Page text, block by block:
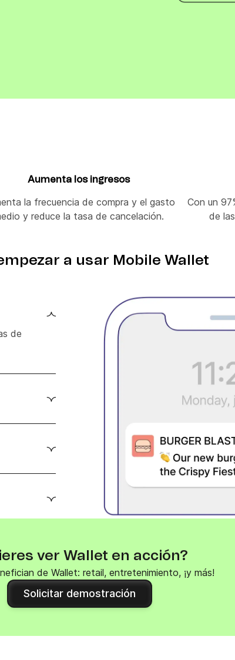
Aumenta los ingresos
la frecuencia de compra y el gasto
y reduce la tasa de cancelación.
Con un
de
a usar Mobile Wallet
de
ver Wallet en acción?
de Wallet: retail, entretenimiento, ¡y más!
Solicitar demostración